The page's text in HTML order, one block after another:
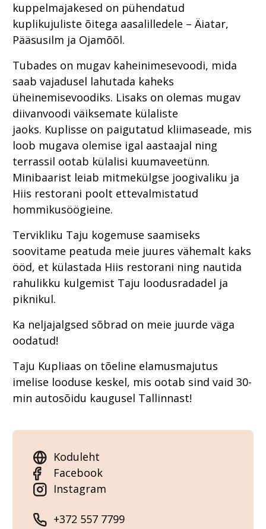
kuppelmajakesed on pühendatud
kuplikujuliste õitega aasalilledele – Äiatar,
Pääsusilm ja Ojamõõl.
Tubades on mugav kaheinimesevoodi, mida
saab vajadusel lahutada kaheks
üheinemisevoodiks. Lisaks on olemas mugav
diivanvoodi väiksemate külaliste
jaoks. Kuplisse on paigutatud kliimaseade, mis
loob mugava olemise igal aastaajal ning
terrassil ootab külalisi kuumaveetünn.
Minibaarist leiab mitmekülgse joogivaliku ja
Hiis restorani poolt ettevalmistatud
hommikusöögieine.
Tervikliku Taju kogemuse saamiseks
soovitame peatuda meie juures vähemalt kaks
ööd, et külastada Hiis restorani ning nautida
rahulikku kulgemist Taju loodusradadel ja
piknikul.
Ka neljajalgsed sõbrad on meie juurde väga
oodatud!
Taju Kupliaas on tõeline elamusmajutus
imelise looduse keskel, mis ootab sind vaid 30-
min autosõidu kaugusel Tallinnast!
Koduleht
Facebook
Instagram
+372 557 7799